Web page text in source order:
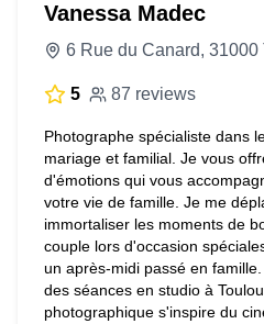
Vanessa Madec
6 Rue du Canard, 31000
5 87 reviews
Photographe spécialiste dans
mariage et familial. Je vous
d'émotions qui vous
votre vie de famille. Je me
immortaliser les moments de
couple lors d'occasion
un après-midi passé en
des séances en studio à
photographique s'inspire du